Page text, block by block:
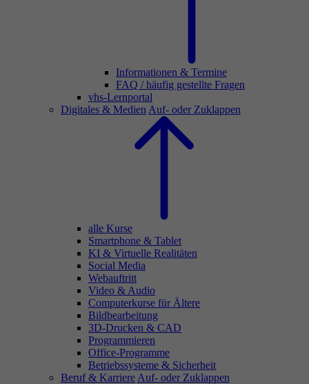
Informationen & Termine
FAQ / häufig gestellte Fragen
vhs-Lernportal
Digitales & Medien Auf- oder Zuklappen
alle Kurse
Smartphone & Tablet
KI & Virtuelle Realitäten
Social Media
Webauftritt
Video & Audio
Computerkurse für Ältere
Bildbearbeitung
3D-Drucken & CAD
Programmieren
Office-Programme
Betriebssysteme & Sicherheit
Beruf & Karriere Auf- oder Zuklappen